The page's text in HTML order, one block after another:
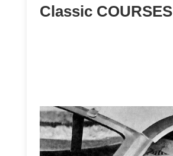
Classic COURSES